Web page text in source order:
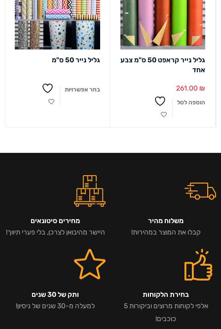
גליל נייר קראפט 50 ס"מ צבע
אחד
261.00 ₪
הוספה לסל
גליל נייר 50 ס"מ
בחר אפשרויות
משלוח מהיר
קבלו את המוצר במהירות!
מחירים סיטונאים
היישר מהיבואן לצרכן, בלי פערי תיווך!
בחירת הלקוחות
אלפי לקוחות מרוצים וביקורות 5
כוכבים!
ותק של 30 שנים
למעלה מ-30 שנים של ניסיון!